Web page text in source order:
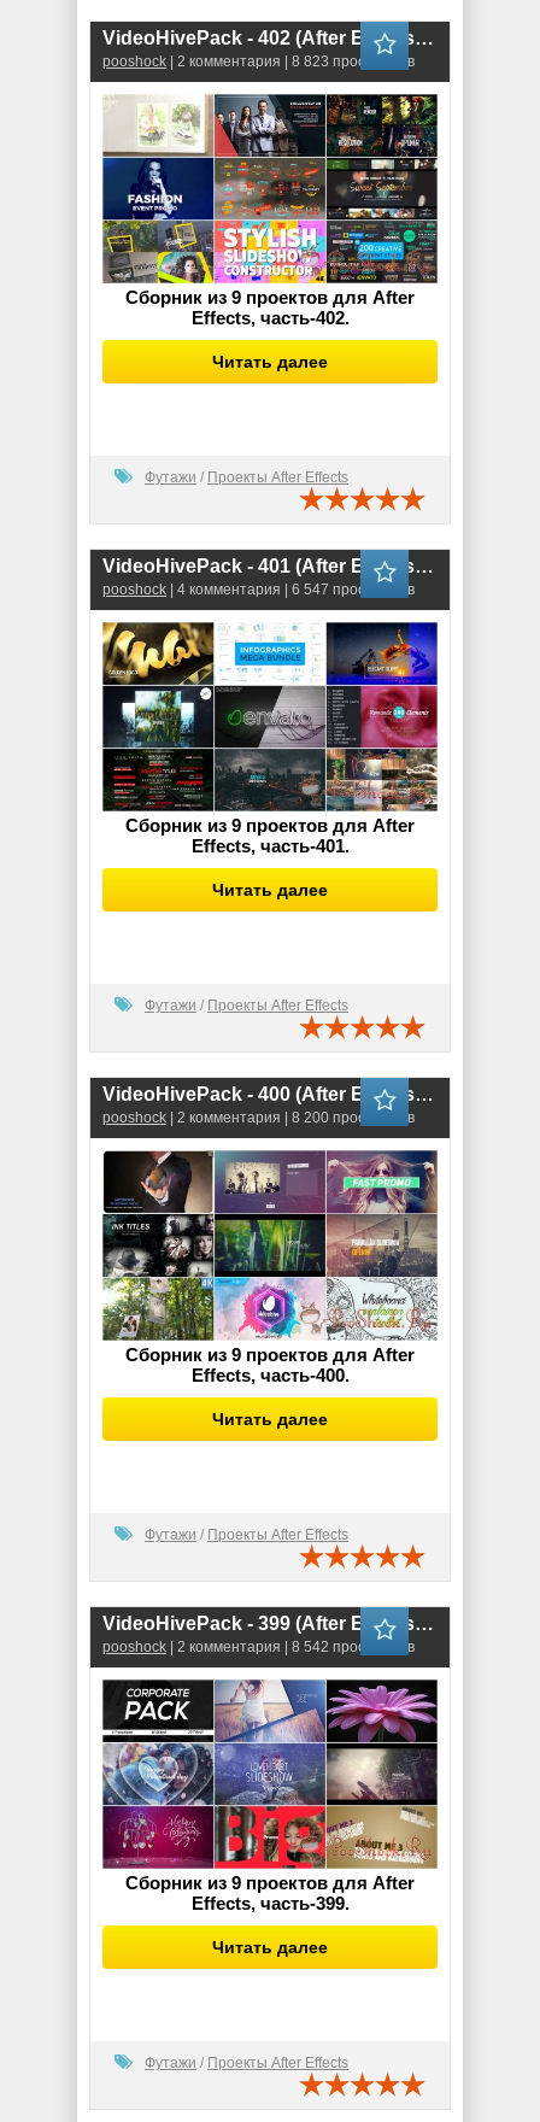
VideoHivePack - 402 (After Effects Projects Pack)
pooshock | 2 комментария | 8 823 просмотров
Сборник из 9 проектов для After
Effects, часть-402.
Читать далее
Футажи / Проекты After Effects
VideoHivePack - 401 (After Effects Projects Pack)
pooshock | 4 комментария | 6 547 просмотров
Сборник из 9 проектов для After
Effects, часть-401.
Читать далее
Футажи / Проекты After Effects
VideoHivePack - 400 (After Effects Projects Pack)
pooshock | 2 комментария | 8 200 просмотров
Сборник из 9 проектов для After
Effects, часть-400.
Читать далее
Футажи / Проекты After Effects
VideoHivePack - 399 (After Effects Projects Pack)
pooshock | 2 комментария | 8 542 просмотров
Сборник из 9 проектов для After
Effects, часть-399.
Читать далее
Футажи / Проекты After Effects